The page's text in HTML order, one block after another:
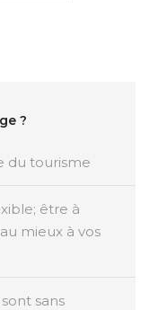
?
du tourisme
être à
mieux à vos
sans